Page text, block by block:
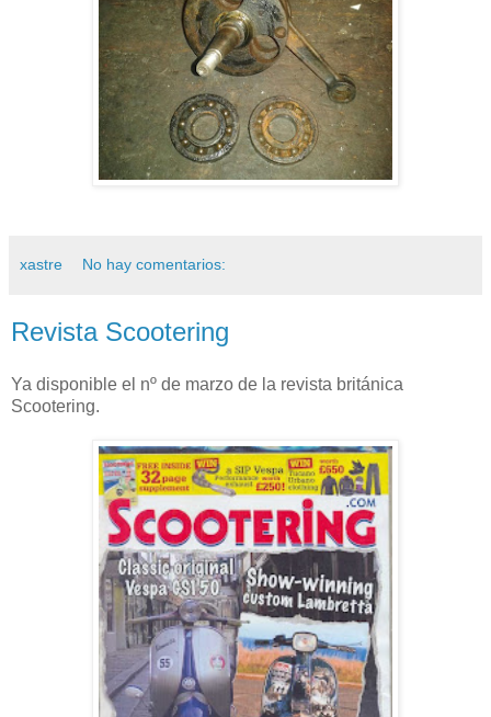
xastre No hay comentarios:
Revista Scootering
Ya disponible el nº de marzo de la revista británica
Scootering.